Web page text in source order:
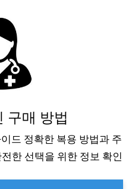
구매 방법
드 정확한 복용 방법과 주
한 선택을 위한 정보 확인